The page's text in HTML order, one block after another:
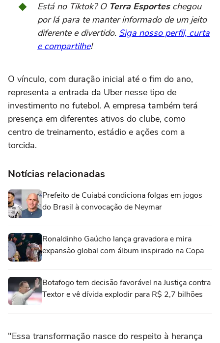
Está no Tiktok? O Terra Esporteschegou
por lá para te manter informado de um jeito
diferente e divertido. Siga nosso perfil, curta
e compartilhe!
O vínculo, com duração inicial até o fim do ano,
representa a entrada da Uber nesse tipo de
investimento no futebol. A empresa também terá
presença em diferentes ativos do clube, como
centro de treinamento, estádio e ações com a
torcida.
Notícias relacionadas
Prefeito de Cuiabá condiciona folgas em jogos
do Brasil à convocação de Neymar
Ronaldinho Gaúcho lança gravadora e mira
expansão global com álbum inspirado na Copa
Botafogo tem decisão favorável na Justiça contra
Textor e vê dívida explodir para R$ 2,7 bilhões
"Essa transformação nasce do respeito à herança